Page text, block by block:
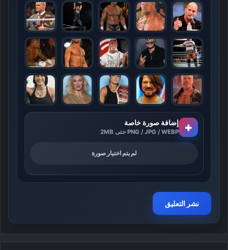
+ إضافة صورة خاصة
PNG / JPG / WEBP حتى 2MB
لم يتم اختيار صورة